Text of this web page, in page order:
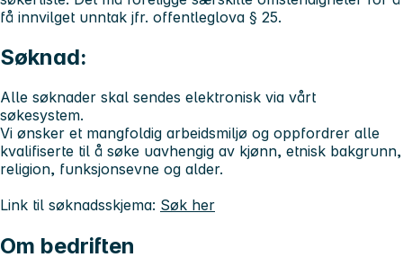
få innvilget unntak jfr. offentleglova § 25.
Søknad:
Alle søknader skal sendes elektronisk via vårt
søkesystem.
Vi ønsker et mangfoldig arbeidsmiljø og oppfordrer alle
kvalifiserte til å søke uavhengig av kjønn, etnisk bakgrunn,
religion, funksjonsevne og alder.
Link til søknadsskjema: Søk her
Om bedriften